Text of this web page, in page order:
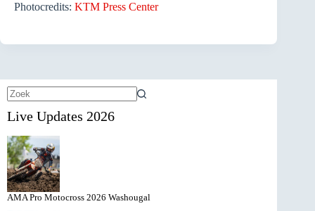
Photocredits: KTM Press Center
resultaten
Live Updates 2026
AMA Pro Motocross 2026 Washougal